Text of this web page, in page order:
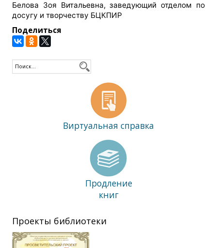
Белова Зоя Витальевна, заведующий отделом по
досугу и творчеству БЦКПИР
Поделиться
Виртуальная справка
Продление
книг
Проекты библиотеки